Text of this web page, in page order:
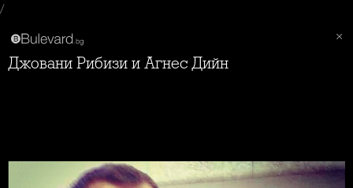
/
Джовани Рибизи и Агнес Дийн